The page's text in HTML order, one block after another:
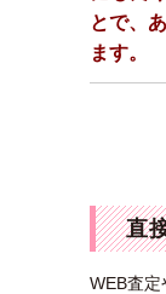
とで、
ます。
直
WEB査定